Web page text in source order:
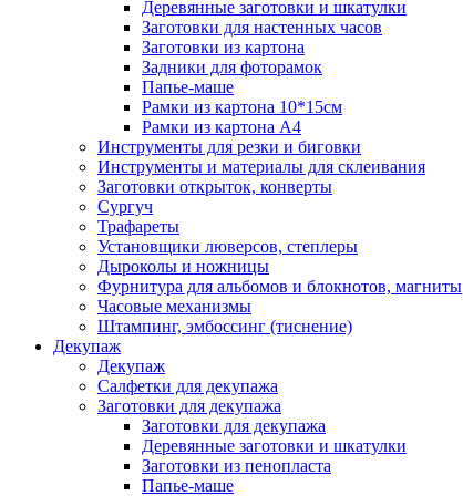
Деревянные заготовки и шкатулки
Заготовки для настенных часов
Заготовки из картона
Задники для фоторамок
Папье-маше
Рамки из картона 10*15см
Рамки из картона А4
Инструменты для резки и биговки
Инструменты и материалы для склеивания
Заготовки открыток, конверты
Сургуч
Трафареты
Установщики люверсов, степлеры
Дыроколы и ножницы
Фурнитура для альбомов и блокнотов, магниты
Часовые механизмы
Штампинг, эмбоссинг (тиснение)
Декупаж
Декупаж
Салфетки для декупажа
Заготовки для декупажа
Заготовки для декупажа
Деревянные заготовки и шкатулки
Заготовки из пенопласта
Папье-маше